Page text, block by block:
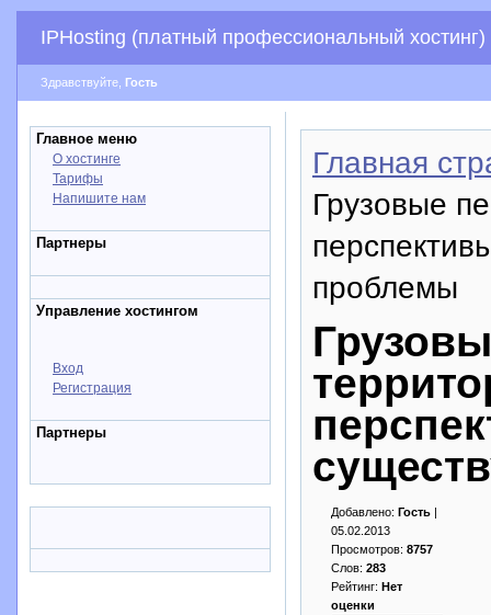
IPHosting (платный профессиональный хостинг)
Здравствуйте, Гость
Главное меню
О хостинге
Тарифы
Напишите нам
Партнеры
Управление хостингом
Вход
Регистрация
Партнеры
Главная
Грузовые
проблемы
Добавлено: Гость |
05.02.2013
Просмотров: 8757
Слов: 283
Рейтинг: Нет
оценки